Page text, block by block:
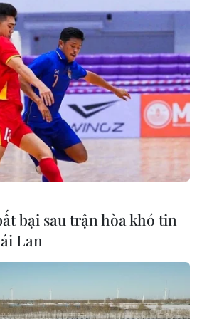
của Đảng và Nhà nước thì
trong việc huy động các
triển chuỗi giá trị khí-điện
góp phần bảo đảm an
phát triển kinh tế đất
đề xuất./.
(Vietnam+)
bại sau trận hòa khó tin
Lan